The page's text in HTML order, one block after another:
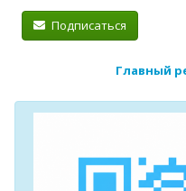
Подписаться
Главный